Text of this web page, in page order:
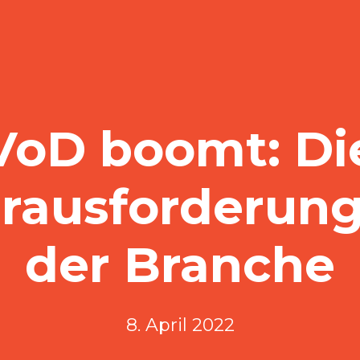
boomt:
der Branche
8. April 2022